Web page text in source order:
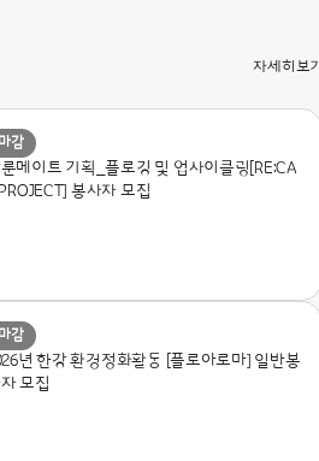
자세히보기
마감
메이트 기획_플로깅 및 업사이클링[RE:CA
봉사자 모집
마감
년 한강 환경정화활동 [플로아로마] 일반봉
모집